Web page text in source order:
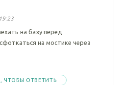
на базу перед
на мостике через
ЧТОБЫ ОТВЕТИТЬ